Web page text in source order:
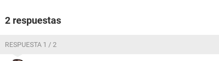
2 respuestas
RESPUESTA 1 / 2